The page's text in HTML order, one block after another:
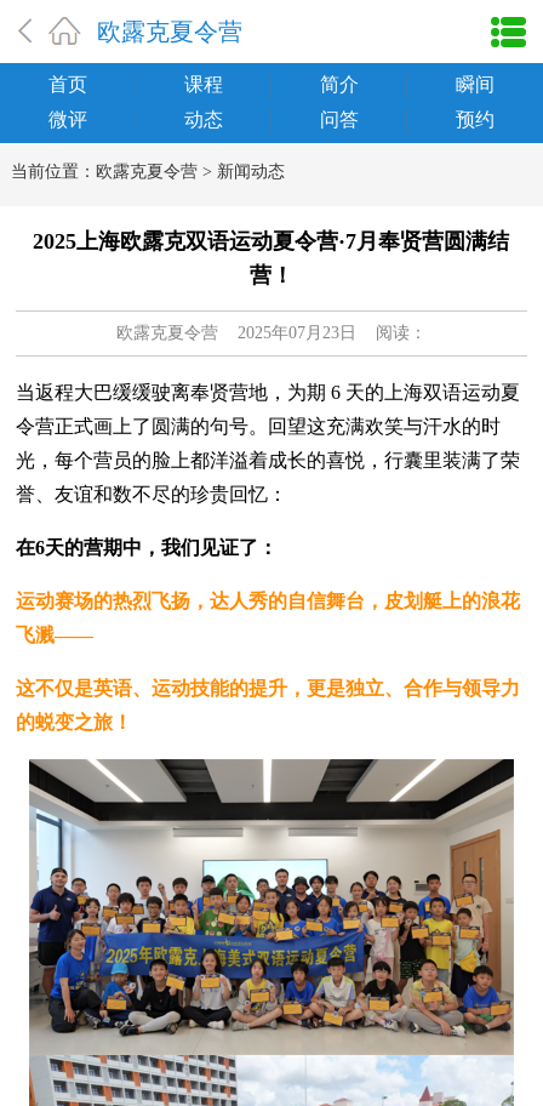
欧露克夏令营
首页 课程 简介
瞬间
微评
动态 问答 预约
当前位置： 欧露克夏令营> 新闻动态
2025上海欧露克双语运动夏令营·7月奉贤营圆满结
营！
欧露克夏令营2025年07月23日 阅读：
当返程大巴缓缓驶离奉贤营地，为期 6 天的上海双语运动夏
令营正式画上了圆满的句号。回望这充满欢笑与汗水的时
光，每个营员的脸上都洋溢着成长的喜悦，行囊里装满了荣
誉、友谊和数不尽的珍贵回忆：
在6天的营期中，我们见证了：
运动赛场的热烈飞扬，达人秀的自信舞台，皮划艇上的浪花
飞溅——
这不仅是英语、运动技能的提升，更是独立、合作与领导力
的蜕变之旅！